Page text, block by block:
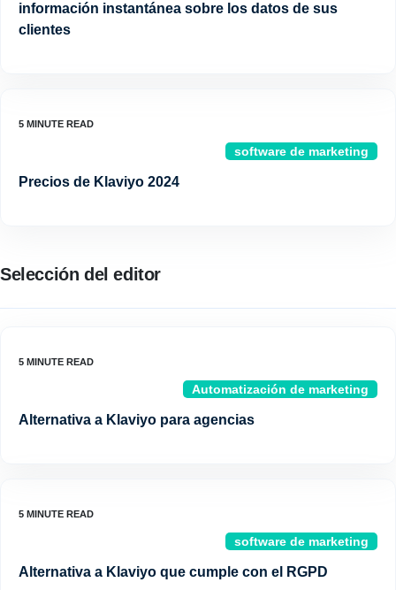
información instantánea sobre los datos de sus
clientes
software de marketing
Precios de Klaviyo 2024
Selección del editor
Automatización de marketing
Alternativa a Klaviyo para agencias
software de marketing
Alternativa a Klaviyo que cumple con el RGPD